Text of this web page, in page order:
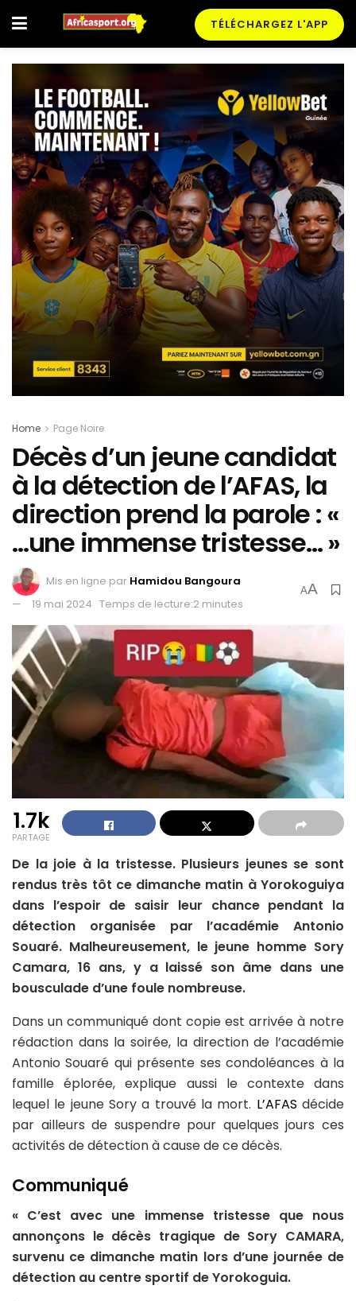
TÉLÉCHARGEZ L'APP
Home Page Noire
Décès d’un jeune candidat
à la détection de l’AFAS, la
direction prend la parole : «
…une immense tristesse… »
Mis en ligne par Hamidou Bangoura
19 mai 2024 Temps de lecture:2 minutes
AA
1.7k
PARTAGE
De la joie à la tristesse. Plusieurs jeunes se sont
rendus très tôt ce dimanche matin à Yorokoguiya
dans l’espoir de saisir leur chance pendant la
détection organisée par l’académie Antonio
Souaré. Malheureusement, le jeune homme Sory
Camara, 16 ans, y a laissé son âme dans une
bousculade d’une foule nombreuse.
Dans un communiqué dont copie est arrivée à notre
rédaction dans la soirée, la direction de l’académie
Antonio Souaré qui présente ses condoléances à la
famille éplorée, explique aussi le contexte dans
lequel le jeune Sory a trouvé la mort. L’AFAS décide
par ailleurs de suspendre pour quelques jours ces
activités de détection à cause de ce décès.
Communiqué
« C’est avec une immense tristesse que nous
annonçons le décès tragique de Sory CAMARA,
survenu ce dimanche matin lors d’une journée de
détection au centre sportif de Yorokoguia.